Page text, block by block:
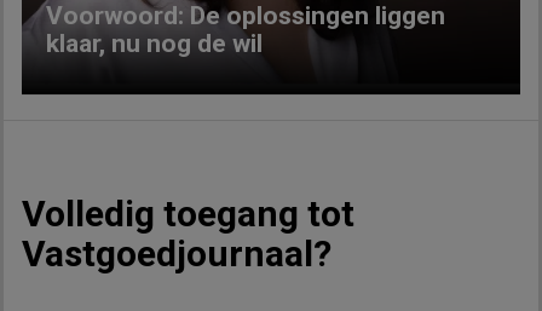
Voorwoord: De oplossingen liggen
klaar, nu nog de wil
Volledig toegang tot
Vastgoedjournaal?